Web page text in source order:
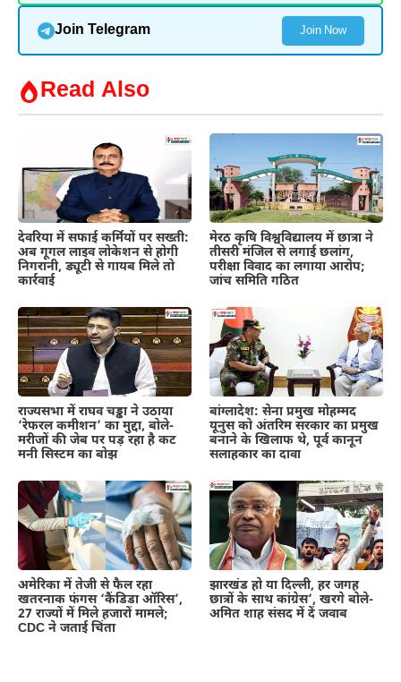
Join Telegram Join Now
Read Also
देवरिया में सफाई कर्मियों पर सख्ती:
अब गूगल लाइव लोकेशन से होगी
निगरानी, ड्यूटी से गायब मिले तो
कार्रवाई
मेरठ कृषि विश्वविद्यालय में छात्रा ने
तीसरी मंजिल से लगाई छलांग,
परीक्षा विवाद का लगाया आरोप;
जांच समिति गठित
राज्यसभा में राघव चड्ढा ने उठाया
‘रेफरल कमीशन’ का मुद्दा, बोले-
मरीजों की जेब पर पड़ रहा है कट
मनी सिस्टम का बोझ
बांग्लादेश: सेना प्रमुख मोहम्मद
यूनुस को अंतरिम सरकार का प्रमुख
बनाने के खिलाफ थे, पूर्व कानून
सलाहकार का दावा
अमेरिका में तेजी से फैल रहा
खतरनाक फंगस ‘कैंडिडा ऑरिस’,
27 राज्यों में मिले हजारों मामले;
CDC ने जताई चिंता
झारखंड हो या दिल्ली, हर जगह
छात्रों के साथ कांग्रेस’, खरगे बोले-
अमित शाह संसद में दें जवाब